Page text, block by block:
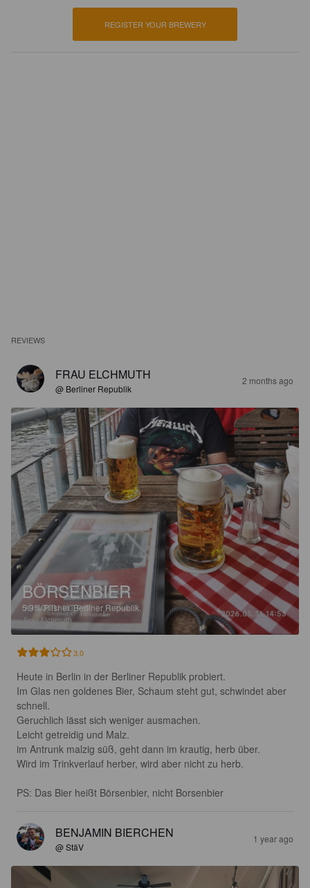
REGISTER YOUR BREWERY
REVIEWS
FRAU ELCHMUTH
@ Berliner Republik
2 months ago
BÖRSENBIER
5.9%Pilsner.Berliner Republik.
3.0
Heute in Berlin in der Berliner Republik probiert.
Im Glas nen goldenes Bier, Schaum steht gut, schwindet aber
schnell.
Geruchlich lässt sich weniger ausmachen.
Leicht getreidig und Malz.
im Antrunk malzig süß, geht dann im krautig, herb über.
Wird im Trinkverlauf herber, wird aber nicht zu herb.
PS: Das Bier heißt Börsenbier, nicht Borsenbier
BENJAMIN BIERCHEN
@ StäV
1 year ago